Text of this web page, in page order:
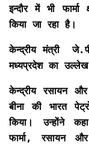
इन्दौर में भी
किया जा रहा है।
केन्द्रीय मंत्री जे
मध्यप्रदेश का उल्लेख
केन्द्रीय रसायन
बीना की भारत
किया। उन्होंने
फार्मा, रसायन